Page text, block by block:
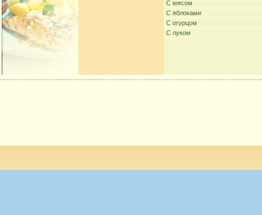
С мясом
С яблоками
С огурцом
С луком